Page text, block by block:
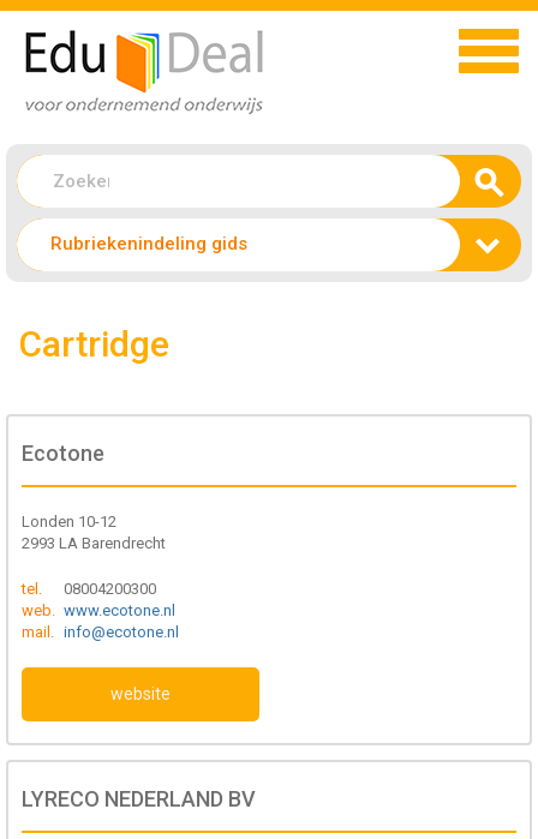
Rubriekenindeling gids
Cartridge
Ecotone
Londen 10-12
2993 LA Barendrecht
tel.
08004200300
web. www.ecotone.nl
mail. info@ecotone.nl
website
LYRECO NEDERLAND BV